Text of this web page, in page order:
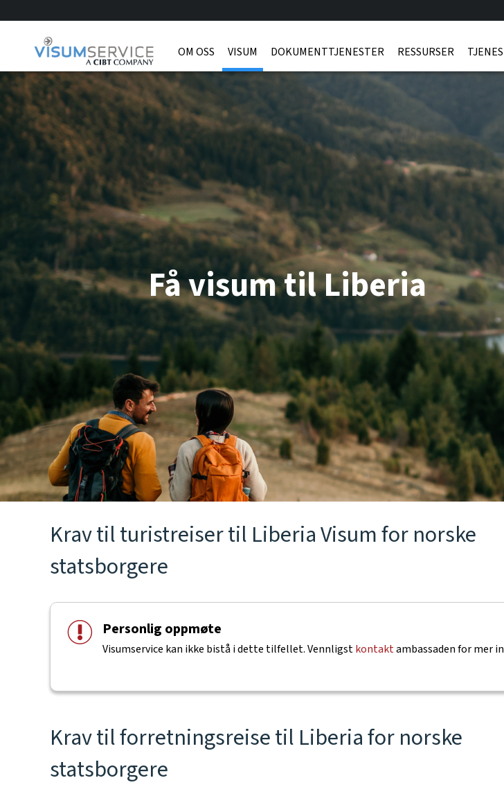
OM OSS VISUM DOKUMENTTJENESTER RESSURSER
Få visum til Liberia
Krav til turistreiser til Liberia Visum for norske
statsborgere
Personlig oppmøte
Visumservice kan ikke bistå i dette tilfellet. Vennligstkontaktambassaden for mer
Krav til forretningsreise til Liberia for norske
statsborgere